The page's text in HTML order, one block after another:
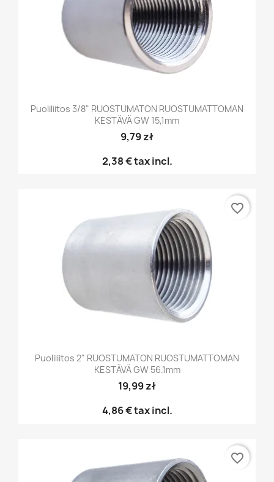
Puoliliitos 3/8" RUOSTUMATON RUOSTUMATTOMAN
KESTÄVÄ GW 15,1mm
9,79 zł
2,38 €tax incl.
Puoliliitos 2" RUOSTUMATON RUOSTUMATTOMAN
KESTÄVÄ GW 56.1mm
19,99 zł
4,86 €tax incl.
favorite_border
favorite_border